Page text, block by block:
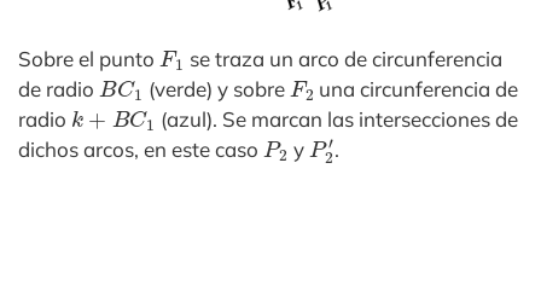
Sobre el punto F1 se traza un arco de circunferencia
de radio BC1 (verde) y sobreF2 una circunferencia de
radio k+ BC1
(azul). Se marcan las intersecciones de
dichos arcos, en este caso P2yP2′
.